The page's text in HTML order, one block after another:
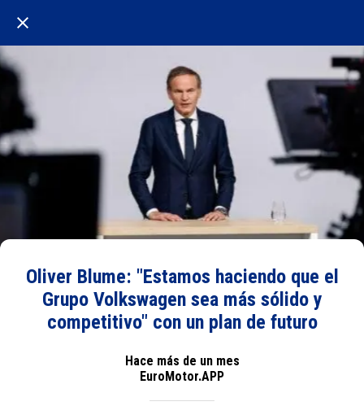
Oliver Blume: "Estamos haciendo que el
Grupo Volkswagen sea más sólido y
competitivo" con un plan de futuro
Hace más de un mes
EuroMotor.APP